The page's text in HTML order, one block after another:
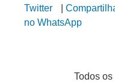
Twitter
no WhatsApp
Todos